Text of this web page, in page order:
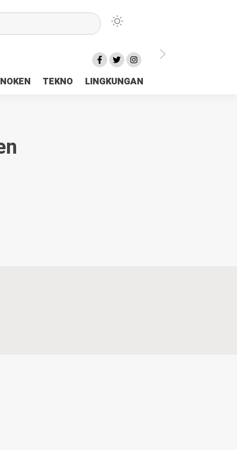
NOKEN TEKNO LINGKUNGAN
Ceria Tanah Papua
Daerah Rp23 Miliar Disorot